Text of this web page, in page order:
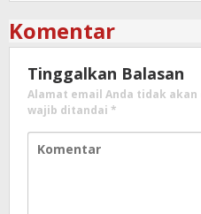
Komentar
Tinggalkan Balasan
Alamat email Anda tidak
wajib ditandai *